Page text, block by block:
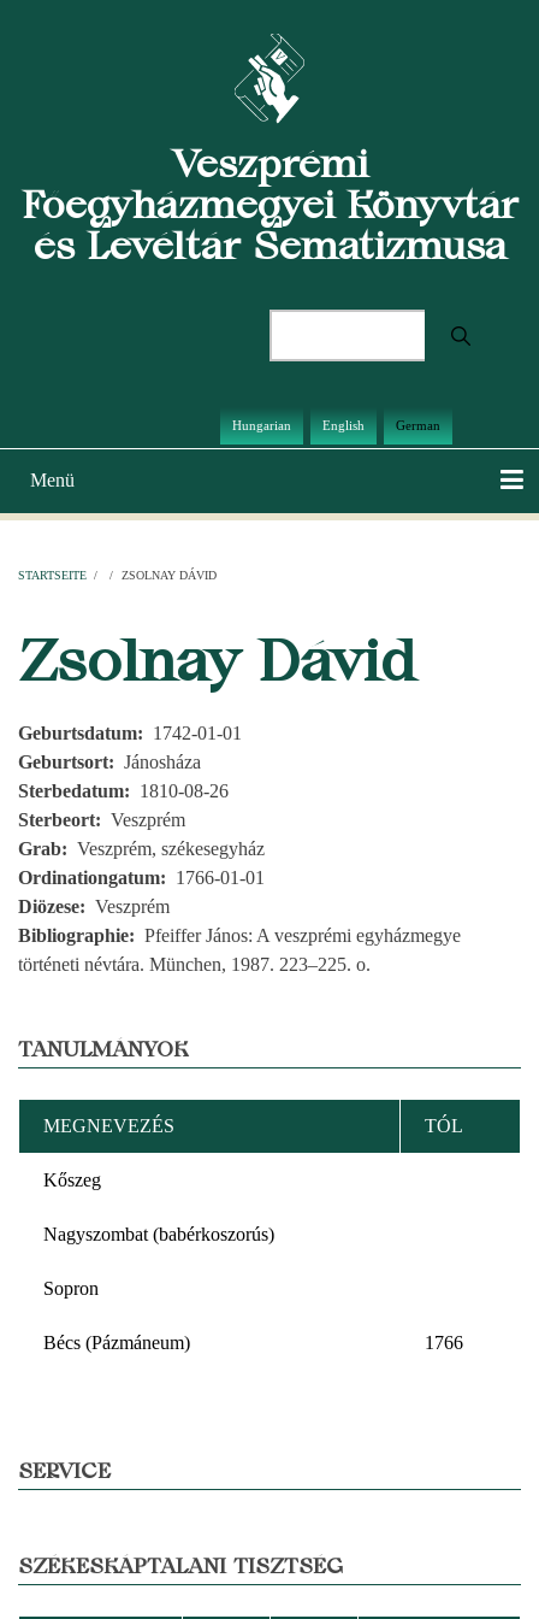
Veszprémi
Főegyházmegyei Könyvtár
és Levéltár Sematizmusa
Hungarian English German
Hauptnavigation
Menü
STARTSEITE / / ZSOLNAY DÁVID
Zsolnay Dávid
Geburtsdatum
1742-01-01
Geburtsort
Jánosháza
Sterbedatum
1810-08-26
Sterbeort
Veszprém
Grab
Veszprém, székesegyház
Ordinationgatum
1766-01-01
Diözese
Veszprém
Bibliographie
Pfeiffer János: A veszprémi egyházmegye
történeti névtára. München, 1987. 223–225. o.
TANULMÁNYOK
MEGNEVEZÉS TÓL
Kőszeg
Nagyszombat (babérkoszorús)
Sopron
Bécs (Pázmáneum) 1766
SERVICE
SZÉKESKÁPTALANI TISZTSÉG